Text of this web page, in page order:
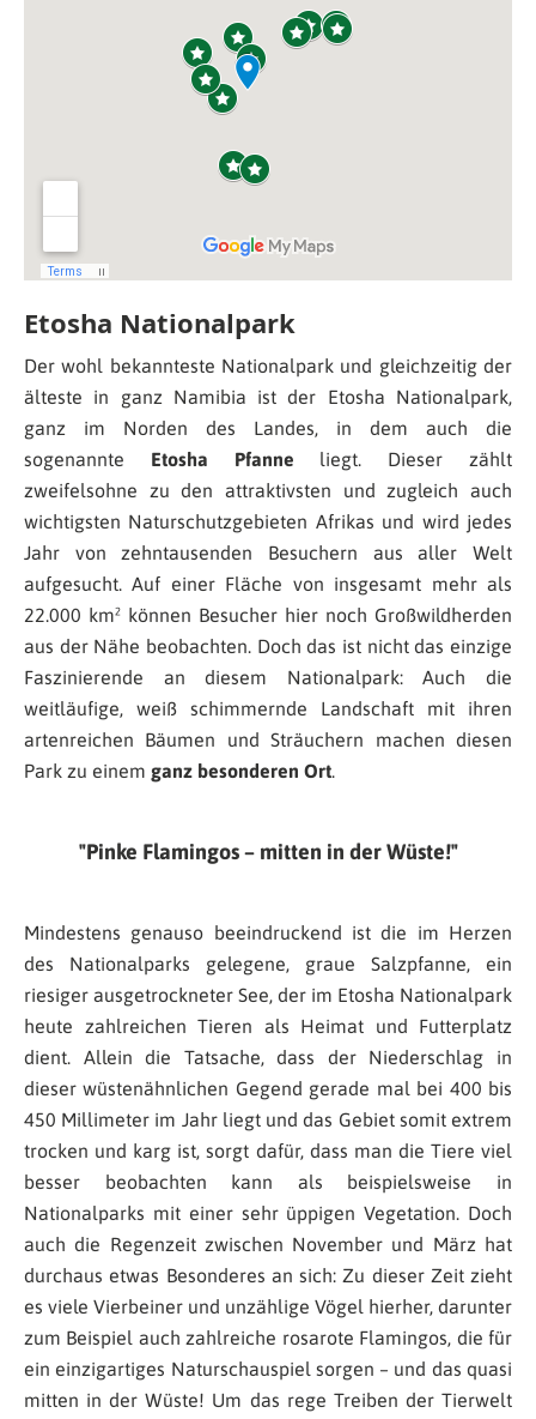
Etosha Nationalpark
Der wohl bekannteste Nationalpark und gleichzeitig der
älteste in ganz Namibia ist der Etosha Nationalpark,
ganz im Norden des Landes, in dem auch die
sogenannte Etosha Pfanne liegt. Dieser zählt
zweifelsohne zu den attraktivsten und zugleich auch
wichtigsten Naturschutzgebieten Afrikas und wird jedes
Jahr von zehntausenden Besuchern aus aller Welt
aufgesucht. Auf einer Fläche von insgesamt mehr als
22.000 km² können Besucher hier noch Großwildherden
aus der Nähe beobachten. Doch das ist nicht das einzige
Faszinierende an diesem Nationalpark: Auch die
weitläufige, weiß schimmernde Landschaft mit ihren
artenreichen Bäumen und Sträuchern machen diesen
Park zu einem ganz besonderen Ort.
Pinke Flamingos – mitten in der Wüste!
Mindestens genauso beeindruckend ist die im Herzen
des Nationalparks gelegene, graue Salzpfanne, ein
riesiger ausgetrockneter See, der im Etosha Nationalpark
heute zahlreichen Tieren als Heimat und Futterplatz
dient. Allein die Tatsache, dass der Niederschlag in
dieser wüstenähnlichen Gegend gerade mal bei 400 bis
450 Millimeter im Jahr liegt und das Gebiet somit extrem
trocken und karg ist, sorgt dafür, dass man die Tiere viel
besser beobachten kann als beispielsweise in
Nationalparks mit einer sehr üppigen Vegetation. Doch
auch die Regenzeit zwischen November und März hat
durchaus etwas Besonderes an sich: Zu dieser Zeit zieht
es viele Vierbeiner und unzählige Vögel hierher, darunter
zum Beispiel auch zahlreiche rosarote Flamingos, die für
ein einzigartiges Naturschauspiel sorgen – und das quasi
mitten in der Wüste! Um das rege Treiben der Tierwelt